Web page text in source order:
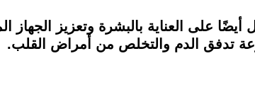
على العناية بالبشرة وتعزيز الجهاز
تدفق الدم والتخلص من أمراض القلب.